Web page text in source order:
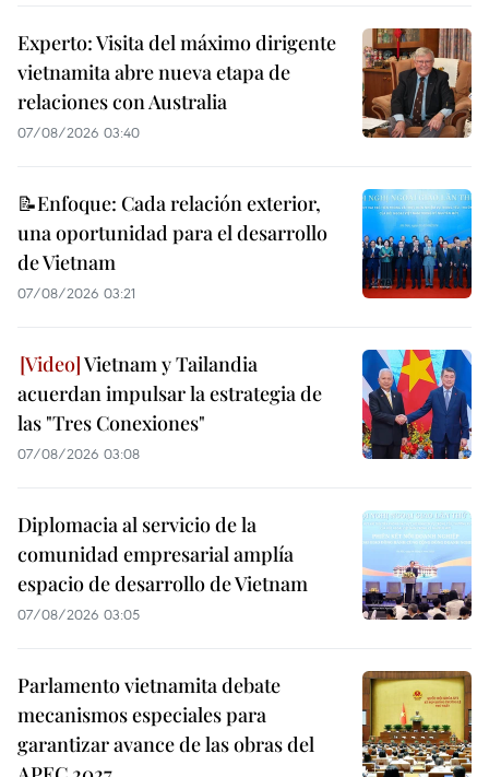
Experto: Visita del máximo dirigente
vietnamita abre nueva etapa de
relaciones con Australia
07/08/2026 03:40
📝Enfoque: Cada relación exterior,
una oportunidad para el desarrollo
de Vietnam
07/08/2026 03:21
Vietnam y Tailandia
acuerdan impulsar la estrategia de
las "Tres Conexiones"
07/08/2026 03:08
Diplomacia al servicio de la
comunidad empresarial amplía
espacio de desarrollo de Vietnam
07/08/2026 03:05
Parlamento vietnamita debate
mecanismos especiales para
garantizar avance de las obras del